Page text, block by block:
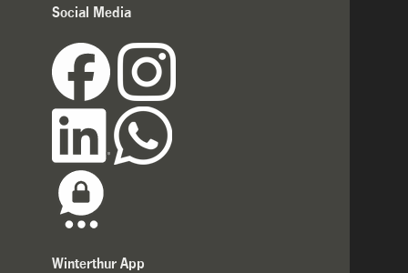
Social Media
Winterthur App